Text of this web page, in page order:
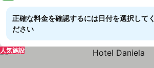
正確な料金を確認するには日付を選択してく
ださい
人気施設